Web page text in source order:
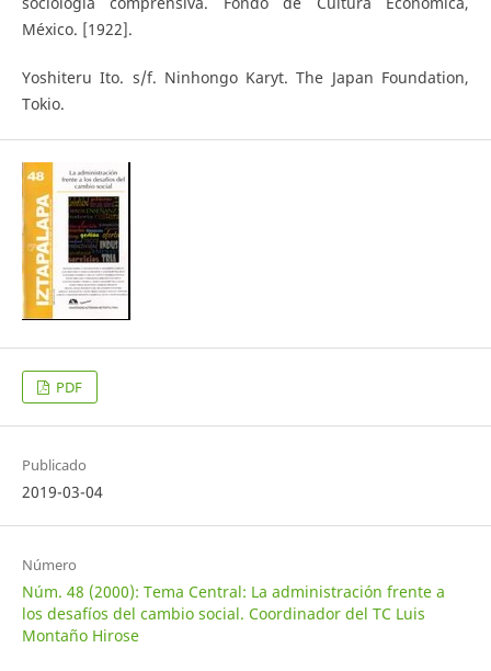
México. [1922].
Yoshiteru Ito. s/f. Ninhongo Karyt. The Japan Foundation,
Tokio.
PDF
Publicado
2019-03-04
Número
Núm. 48 (2000): Tema Central: La administración frente a
los desafíos del cambio social. Coordinador del TC Luis
Montaño Hirose